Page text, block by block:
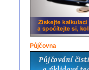
Půjčovna